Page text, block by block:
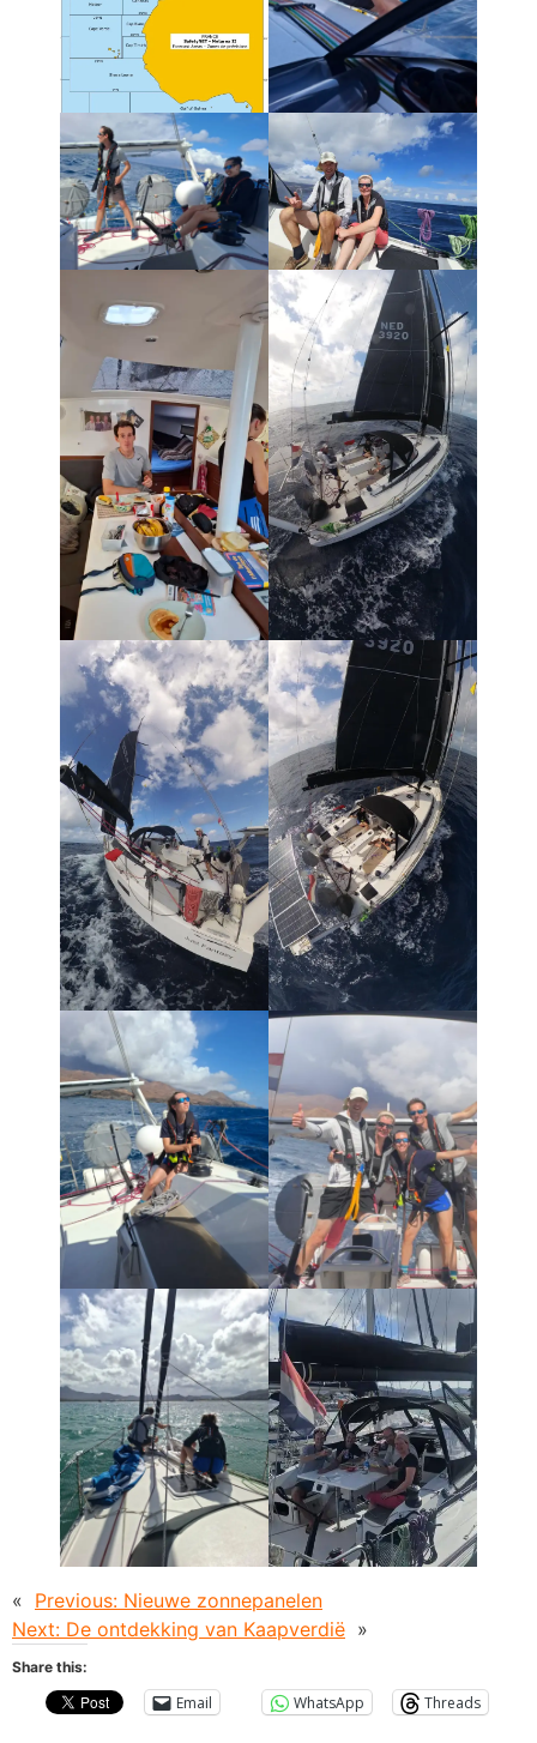
« Previous: Nieuwe zonnepanelen
Next: De ontdekking van Kaapverdië »
Share this:
Email WhatsApp Threads